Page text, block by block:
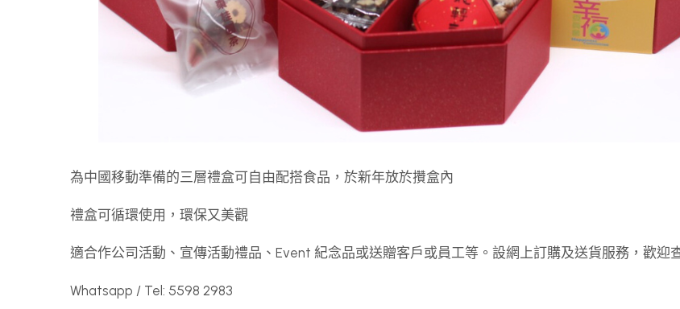
為中國移動準備的三層禮盒可自由配搭食品，於新年放於攢盒內
禮盒可循環使用，環保又美觀
適合作公司活動、宣傳活動禮品、Event 紀念品或送贈客戶或員工等。設網上訂購及送貨服務，歡迎
Whatsapp / Tel: 5598 2983